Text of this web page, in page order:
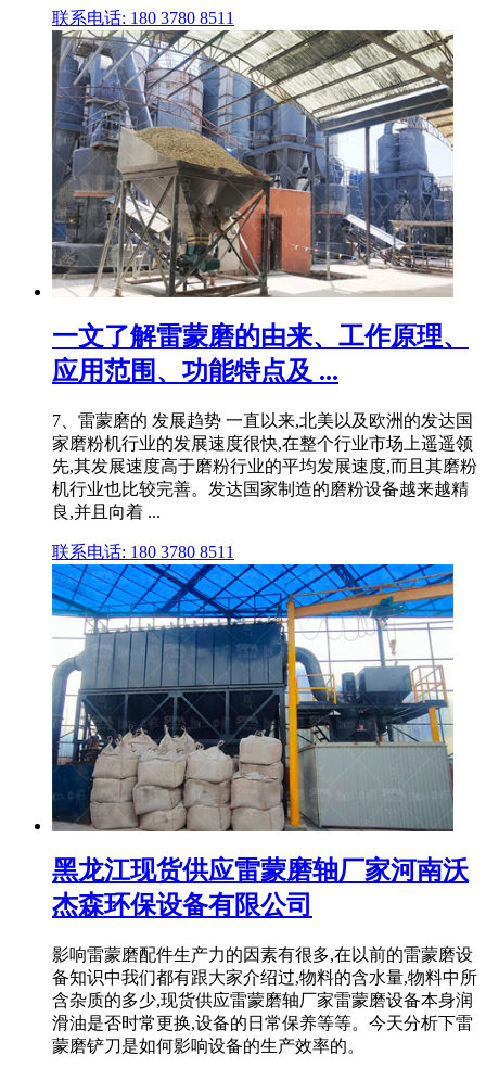
联系电话: 180 3780 8511
一文了解雷蒙磨的由来、工作原理、
应用范围、功能特点及 ...
7、雷蒙磨的 发展趋势 一直以来,北美以及欧洲的发达国
家磨粉机行业的发展速度很快,在整个行业市场上遥遥领
先,其发展速度高于磨粉行业的平均发展速度,而且其磨粉
机行业也比较完善。发达国家制造的磨粉设备越来越精
良,并且向着 ...
联系电话: 180 3780 8511
黑龙江现货供应雷蒙磨轴厂家河南沃
杰森环保设备有限公司
影响雷蒙磨配件生产力的因素有很多,在以前的雷蒙磨设
备知识中我们都有跟大家介绍过,物料的含水量,物料中所
含杂质的多少,现货供应雷蒙磨轴厂家雷蒙磨设备本身润
滑油是否时常更换,设备的日常保养等等。今天分析下雷
蒙磨铲刀是如何影响设备的生产效率的。